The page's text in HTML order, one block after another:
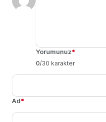
Yorumunuz*
0/30 karakter
Ad*